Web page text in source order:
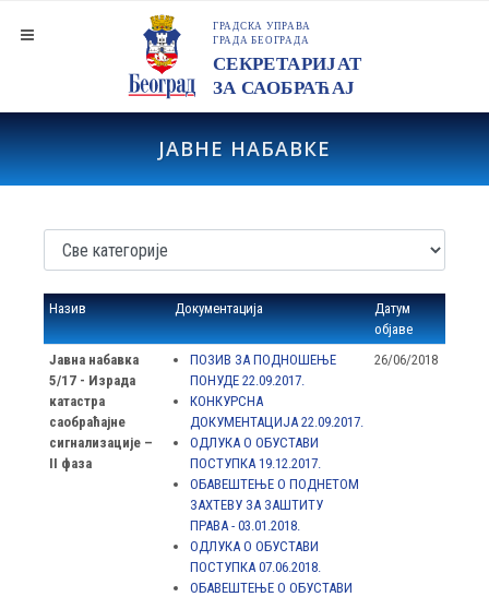
ЈАВНЕ НАБАВКЕ
Назив Документација
Датум
објаве
Јавна набавка
5/17 - Израда
катастра
саобраћајне
сигнализације –
II фаза
ПОЗИВ ЗА ПОДНОШЕЊЕ
ПОНУДЕ 22.09.2017.
КОНКУРСНА
ДОКУМЕНТАЦИЈА 22.09.2017.
ОДЛУКА О ОБУСТАВИ
ПОСТУПКА 19.12.2017.
ОБАВЕШТЕЊЕ О ПОДНЕТОМ
ЗАХТЕВУ ЗА ЗАШТИТУ
ПРАВА - 03.01.2018.
ОДЛУКА О ОБУСТАВИ
ПОСТУПКА 07.06.2018.
ОБАВЕШТЕЊЕ О ОБУСТАВИ
26/06/2018